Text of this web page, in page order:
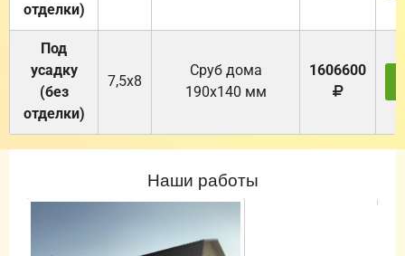
отделки)
Под
усадку
(без
отделки)
7,5х8
Cруб дома
190х140 мм
1606600
Наши работы